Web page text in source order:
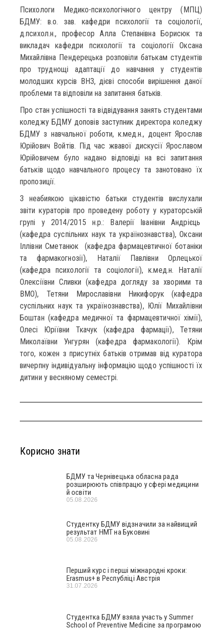
Психологи Медико-психологічного центру (МПЦ)
БДМУ: в.о. зав. кафедри психології та соціології,
д.психол.н., професор Алла Степанівна Борисюк та
викладач кафедри психології та соціології Оксана
Михайлівна Пендерецька розповіли батькам студентів
про труднощі адаптації до навчання у студентів
молодших курсів ВНЗ, дієві способи вирішення даної
проблеми та відповіли на запитання батьків.
Про стан успішності та відвідування занять студентами
коледжу БДМУ доповів заступник директора коледжу
БДМУ з навчальної роботи, к.мед.н., доцент Ярослав
Юрійович Войтів. Під час жвавої дискусії Ярославом
Юрійовичем було надано відповіді на всі запитання
батьків щодо навчального процесу та занотовано їх
пропозиції.
З неабиякою цікавістю батьки студентів вислухали
звіти кураторів про проведену роботу у кураторській
групі у 2014/2015 н.р.: Валерії Іванівни Андрієць
(кафедра суспільних наук та українознавства), Оксани
Іллівни Сметанюк (кафедра фармацевтичної ботаніки
та фармакогнозії), Наталії Павлівни Орлецької
(кафедра психології та соціології), к.мед.н. Наталії
Олексіївни Сливки (кафедра догляду за хворими та
ВМО), Тетяни Мирославівни Никифорук (кафедра
суспільних наук та українознавства), Юлії Михайлівни
Боштан (кафедра медичної та фармацевтичної хімії),
Олесі Юріївни Ткачук (кафедра фармації), Тетяни
Миколаївни Унгурян (кафедра фармакології). Крім
того, кожен з присутніх батьків отримав від куратора
вичерпну індивідуальну інформацію щодо успішності їх
дитини у весняному семестрі.
Корисно знати
БДМУ та Чернівецька обласна рада
розширюють співпрацю у сфері медицини
й освіти
05.08.2026
Студентку БДМУ відзначили за найвищий
результат НМТ на Буковині
05.08.2026
Перший курс і перші міжнародні кроки:
Erasmus+ в Республіці Австрія
31.07.2026
Студентка БДМУ взяла участь у Summer
School of Preventive Medicine за програмою